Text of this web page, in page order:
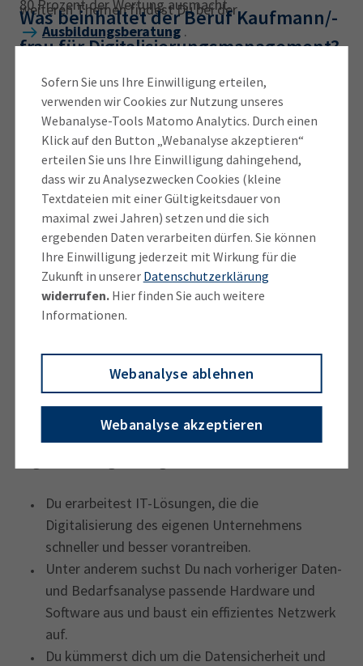
Sofern Sie uns Ihre Einwilligung erteilen,
verwenden wir Cookies zur Nutzung unseres
Webanalyse-Tools Matomo Analytics. Durch einen
Klick auf den Button „Webanalyse akzeptieren“
erteilen Sie uns Ihre Einwilligung dahingehend,
dass wir zu Analysezwecken Cookies (kleine
Textdateien mit einer Gültigkeitsdauer von
maximal zwei Jahren) setzen und die sich
ergebenden Daten verarbeiten dürfen. Sie können
Ihre Einwilligung jederzeit mit Wirkung für die
Zukunft in unserer Datenschutzerklärung
widerrufen.Hier finden Sie auch weitere
Informationen.
Webanalyse ablehnen
Webanalyse akzeptieren
80 Prozent der Wertung ausmacht.
weiteren Themen findest Du bei der
Ausbildungsberatung .
Was beinhaltet der Beruf Kaufmann/-
frau für Digitalisierungsmanagement?
Die Berufsbezeichnung ist neu, doch der Beruf ist es
nicht. Er nannte sich bis vor Kurzem noch
Informatikkaufmann/-frau. Die neue Bezeichnung
trägt der wachsenden Bedeutung der Digitalisierung
Rechnung und signalisiert, dass Deine Kompetenzen
weit über die eigentliche Informatik hinausgehen. So
wirst Du auch Deine Fähigkeiten im
Projektmanagement und in der Koordinierung
komplexer digitaler Umstrukturierungsprozesse
unter Beweis stellen.
mittelständischen Betrieben, in denen Du Dein
kaufmännisches Wissen mit Deiner Expertise im
Bereich IT verbinden kannst.
Einigewichtige Aufgaben von Kaufleuten für
Du erarbeitest IT-Lösungen, die die
Digitalisierung des eigenen Unternehmens
schneller und besser vorantreiben.
Unter anderem suchst Du nach vorheriger Daten-
und Bedarfsanalyse passende Hardware und
Software aus und baust ein effizientes Netzwerk
auf.
Du kümmerst dich um die Datensicherheit und